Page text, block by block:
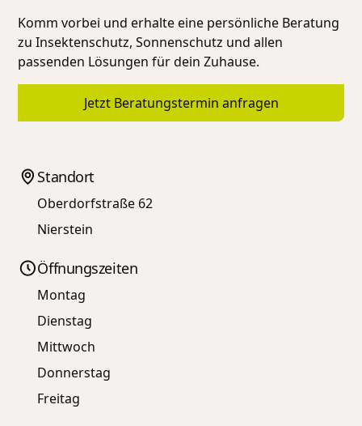
Komm vorbei und erhalte eine persönliche Beratung
zu Insektenschutz, Sonnenschutz und allen
passenden Lösungen für dein Zuhause.
Jetzt Beratungstermin anfragen
Standort
Oberdorfstraße 62
Nierstein
Öffnungszeiten
Montag
Dienstag
Mittwoch
Donnerstag
Freitag